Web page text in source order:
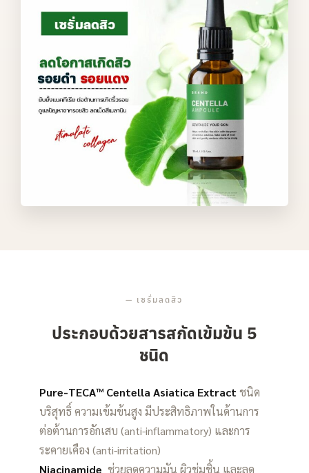
— เซรั่มลดสิว
ประกอบด้วยสารสกัดเข้มข้น 5
ชนิด
Pure-TECA™ Centella Asiatica Extract ชนิด
บริสุทธิ์ ความเข้มข้นสูง มีประสิทธิภาพในด้านการ
ต่อต้านการอักเสบ (anti-inflammatory) และการ
ระคายเคือง (anti-irritation)
Niacinamide ช่วยลดความมัน ผิวชุ่มชิ้น และลด